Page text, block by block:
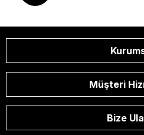
Müşteri
Bize